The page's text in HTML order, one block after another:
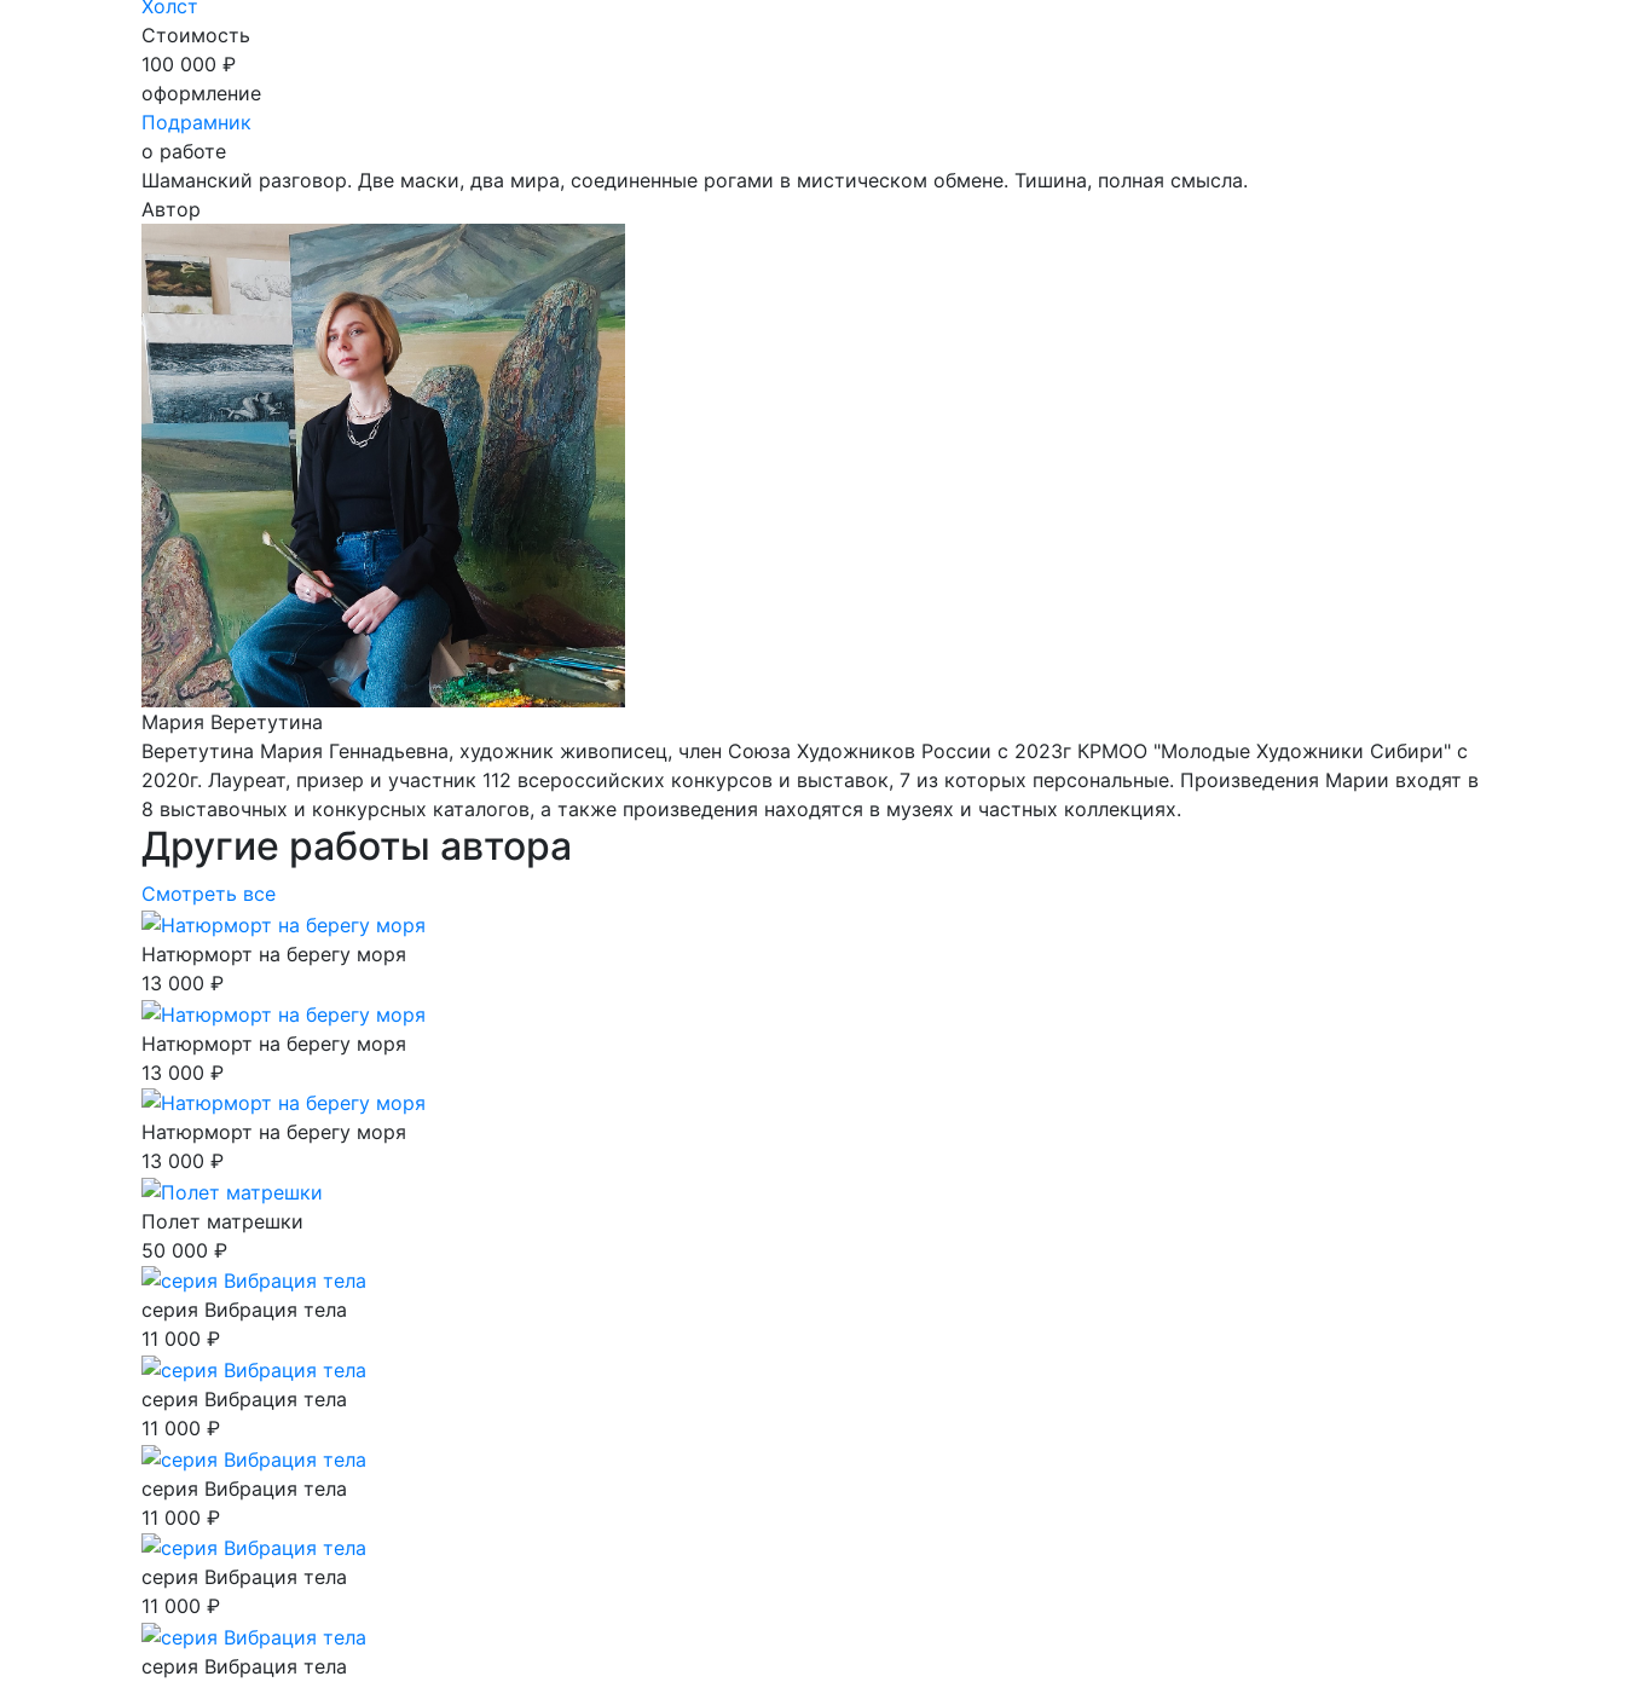
Холст
Стоимость
100 000 ₽
оформление
Подрамник
о работе
Шаманский разговор. Две маски, два мира, соединенные рогами в мистическом обмене. Тишина, полная смысла.
Автор
Мария Веретутина
Веретутина Мария Геннадьевна, художник живописец, член Союза Художников России с 2023г КРМОО "Молодые Художники Сибири" с
2020г. Лауреат, призер и участник 112 всероссийских конкурсов и выставок, 7 из которых персональные. Произведения Марии входят в
8 выставочных и конкурсных каталогов, а также произведения находятся в музеях и частных коллекциях.
Другие работы автора
Смотреть все
Натюрморт на берегу моря
13 000 ₽
Натюрморт на берегу моря
13 000 ₽
Натюрморт на берегу моря
13 000 ₽
Полет матрешки
50 000 ₽
серия Вибрация тела
11 000 ₽
серия Вибрация тела
11 000 ₽
серия Вибрация тела
11 000 ₽
серия Вибрация тела
11 000 ₽
серия Вибрация тела